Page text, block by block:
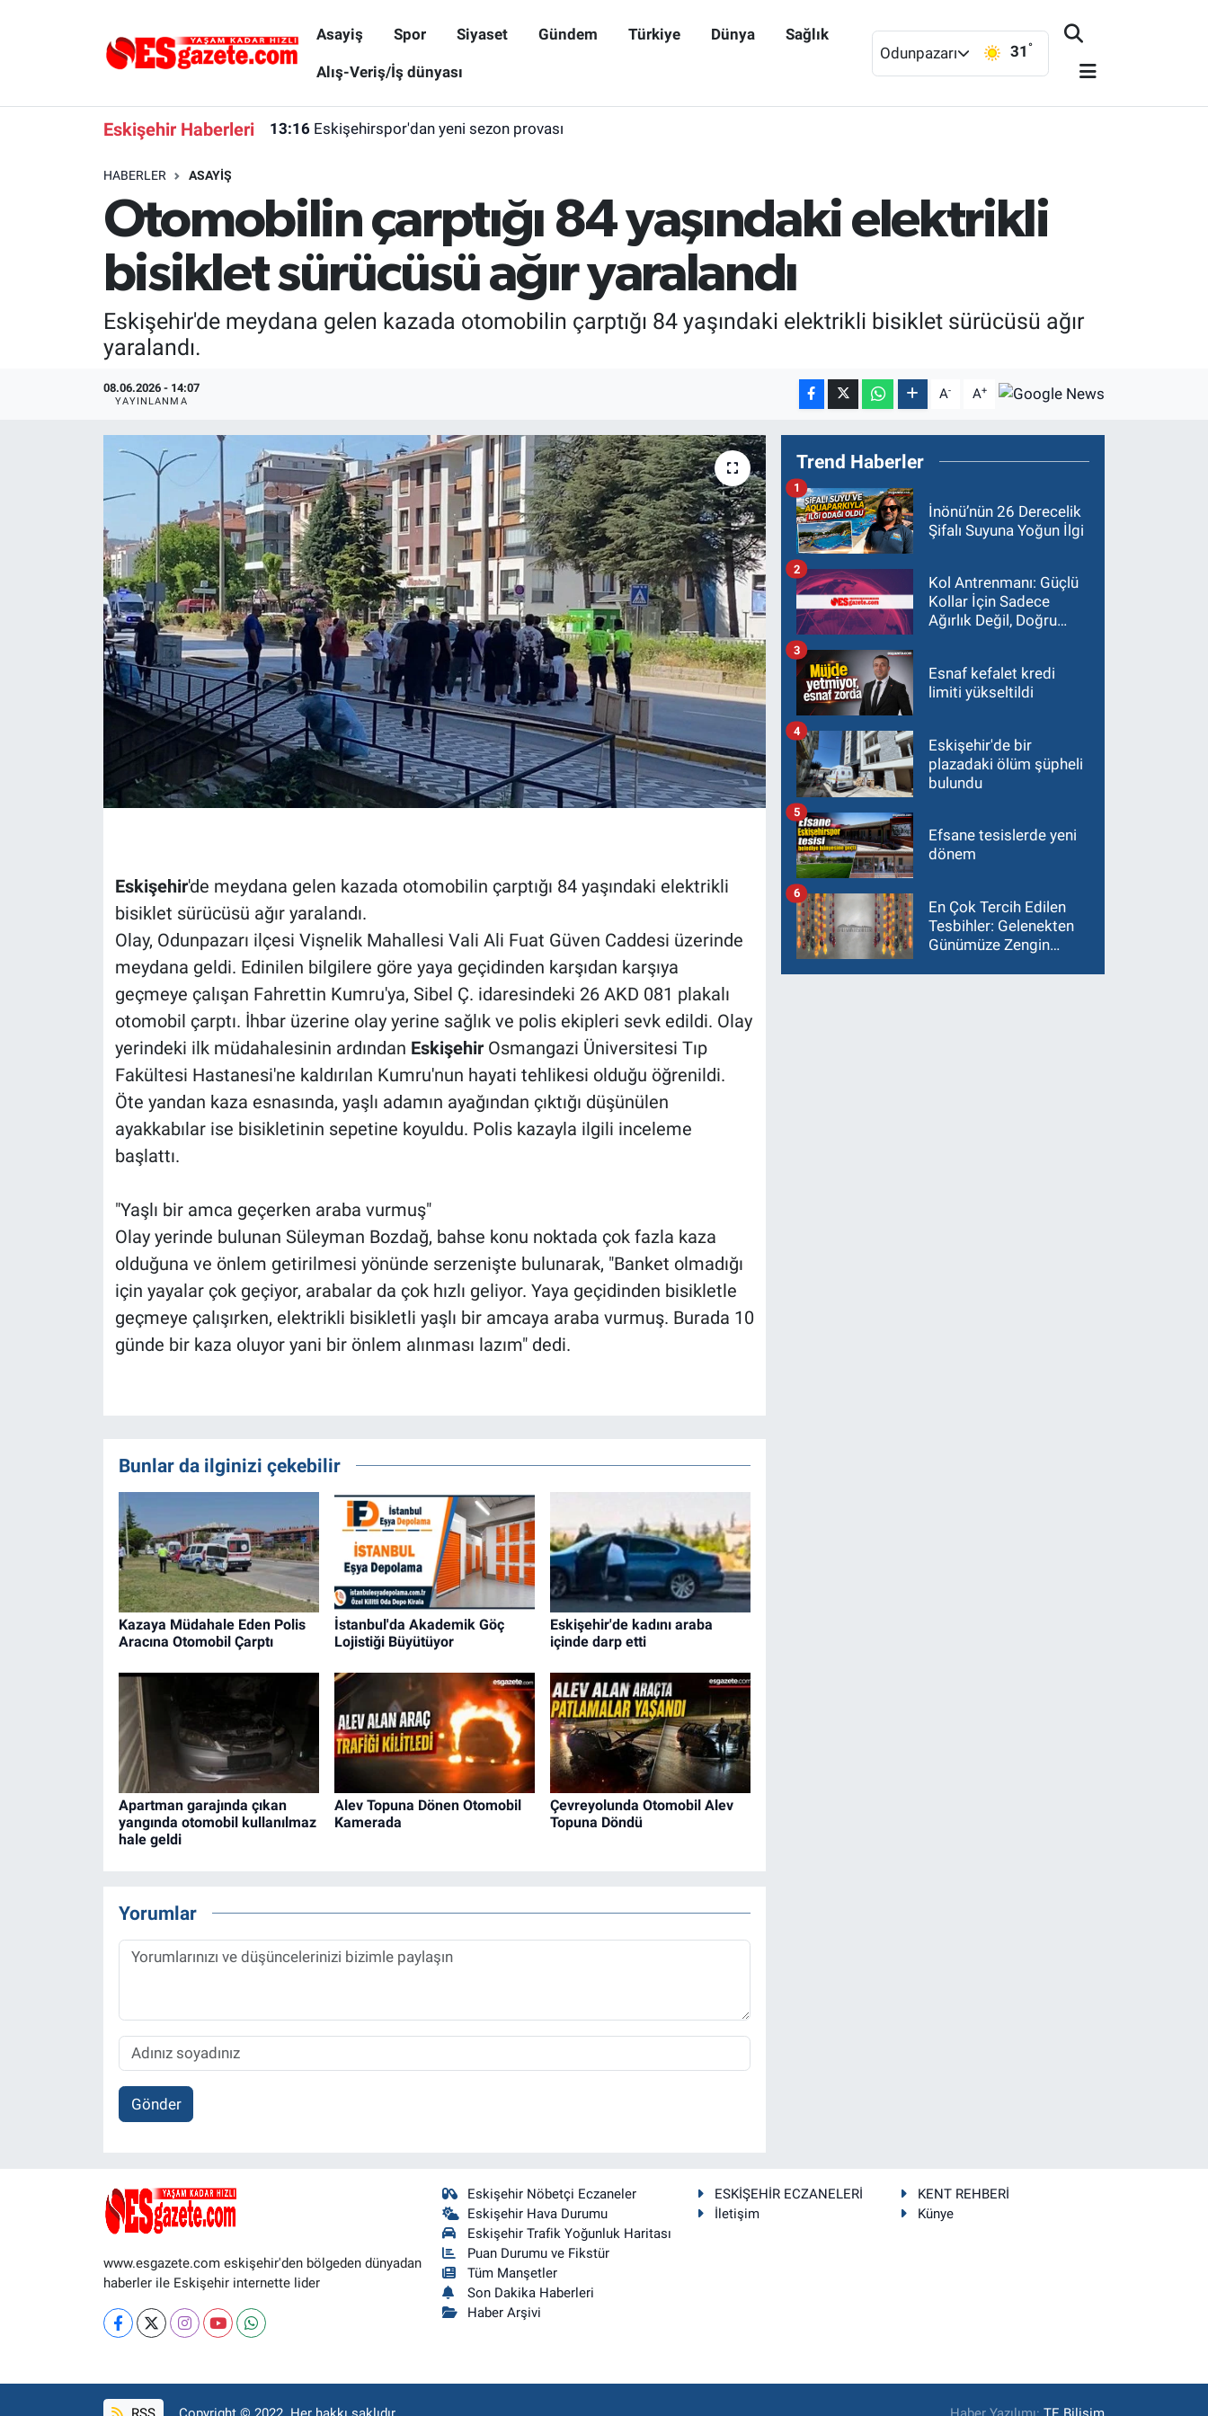
Asayiş Spor Siyaset Gündem Türkiye Dünya Sağlık
Alış-Veriş/İş dünyası
Odunpazarı 31 °
Eskişehir Haberleri 13:16 Eskişehirspor'dan yeni sezon provası
HABERLER ASAYIŞ
Otomobilin çarptığı 84 yaşındaki elektrikli
bisiklet sürücüsü ağır yaralandı
Eskişehir'de meydana gelen kazada otomobilin çarptığı 84 yaşındaki elektrikli bisiklet sürücüsü ağır
yaralandı.
08.06.2026 - 14:07
YAYINLANMA A- A+
Eskişehir'de meydana gelen kazada otomobilin çarptığı 84 yaşındaki elektrikli
bisiklet sürücüsü ağır yaralandı.
Olay, Odunpazarı ilçesi Vişnelik Mahallesi Vali Ali Fuat Güven Caddesi üzerinde
meydana geldi. Edinilen bilgilere göre yaya geçidinden karşıdan karşıya
geçmeye çalışan Fahrettin Kumru'ya, Sibel Ç. idaresindeki 26 AKD 081 plakalı
otomobil çarptı. İhbar üzerine olay yerine sağlık ve polis ekipleri sevk edildi. Olay
yerindeki ilk müdahalesinin ardından EskişehirOsmangazi Üniversitesi Tıp
Fakültesi Hastanesi'ne kaldırılan Kumru'nun hayati tehlikesi olduğu öğrenildi.
Öte yandan kaza esnasında, yaşlı adamın ayağından çıktığı düşünülen
ayakkabılar ise bisikletinin sepetine koyuldu. Polis kazayla ilgili inceleme
başlattı.
"Yaşlı bir amca geçerken araba vurmuş"
Olay yerinde bulunan Süleyman Bozdağ, bahse konu noktada çok fazla kaza
olduğuna ve önlem getirilmesi yönünde serzenişte bulunarak, "Banket olmadığı
için yayalar çok geçiyor, arabalar da çok hızlı geliyor. Yaya geçidinden bisikletle
geçmeye çalışırken, elektrikli bisikletli yaşlı bir amcaya araba vurmuş. Burada 10
günde bir kaza oluyor yani bir önlem alınması lazım" dedi.
Bunlar da ilginizi çekebilir
Kazaya Müdahale Eden Polis
Aracına Otomobil Çarptı
İstanbul'da Akademik Göç
Lojistiği Büyütüyor
Eskişehir'de kadını araba
içinde darp etti
Apartman garajında çıkan
yangında otomobil kullanılmaz
hale geldi
Alev Topuna Dönen Otomobil
Kamerada
Çevreyolunda Otomobil Alev
Topuna Döndü
Yorumlar
Gönder
Trend Haberler
İnönü’nün 26 Derecelik
Şifalı Suyuna Yoğun İlgi
1
Kol Antrenmanı: Güçlü
Kollar İçin Sadece
Ağırlık Değil, Doğru
2
Esnaf kefalet kredi
limiti yükseltildi
3
Eskişehir'de bir
plazadaki ölüm şüpheli
bulundu
4
Efsane tesislerde yeni
dönem
5
En Çok Tercih Edilen
Tesbihler: Gelenekten
Günümüze Zengin
6
www.esgazete.com eskişehir'den bölgeden dünyadan
haberler ile Eskişehir internette lider
Eskişehir Nöbetçi Eczaneler
Eskişehir Hava Durumu
Eskişehir Trafik Yoğunluk Haritası
Puan Durumu ve Fikstür
Tüm Manşetler
Son Dakika Haberleri
Haber Arşivi
ESKİŞEHİR ECZANELERİ
KENT REHBERİ
İletişim
Künye
Gündem
Alış-Veriş/İş dünyası
Eskişehirspor Arşivi
Eskişehir Arşivi
Ekonomi
Kültür Sanat
Politika
Kütahya
Bilim ve Teknoloji
Eskişehir Nöbetçi Eczaneler
Süper Lig Puan Durumu ve Fikstür
Tüm Manşetler
Haber Arşivi